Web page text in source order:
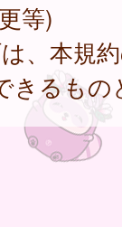
等)
、本規
きるもの